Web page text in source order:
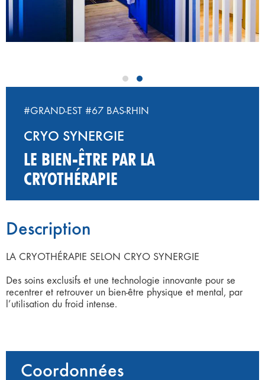
#GRAND-EST #67 BAS-RHIN
CRYO SYNERGIE
LE BIEN-ÊTRE PAR LA
CRYOTHÉRAPIE
Description
LA CRYOTHÉRAPIE SELON CRYO SYNERGIE
Des soins exclusifs et une technologie innovante pour se
recentrer et retrouver un bien-être physique et mental, par
l’utilisation du froid intense.
Coordonnées